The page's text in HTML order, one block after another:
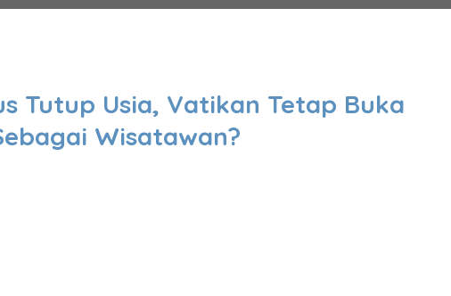
Tutup Usia, Vatikan Tetap Buka
Wisatawan?